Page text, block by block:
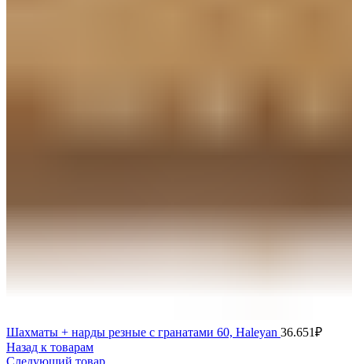
Шахматы + нарды резные с гранатами 60, Haleyan 36.651₽
Назад к товарам
Следующий товар